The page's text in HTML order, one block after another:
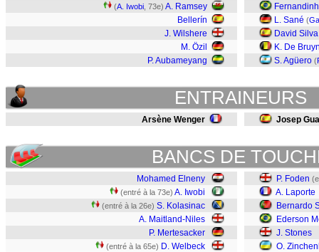
(A. Iwobi , 73e) A. Ramsey
Bellerín
J. Wilshere
M. Özil
P. Aubameyang
L. Sané (
David Silva
K. De
S. Agüero (
ENTRAINEURS
Arsène Wenger Josep
BANCS DE
Mohamed Elneny
(entré à la 73e) A. Iwobi
(entré à la 26e) S. Kolasinac
A. Maitland-Niles
P. Mertesacker
(entré à la 65e) D. Welbeck
P. Foden
A. Laporte
Bernardo
Ederson
J. Stones
O.